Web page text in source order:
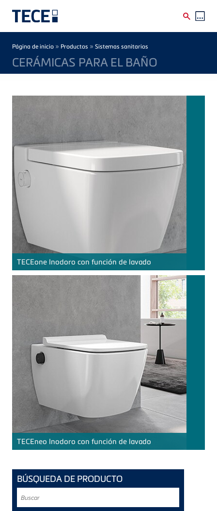
Breadcrumb
Página de inicio » Productos » Sistemas sanitarios
CERÁMICAS PARA EL BAÑO
TECEone Inodoro con función de lavado
TECEneo Inodoro con función de lavado
BÚSQUEDA DE PRODUCTO